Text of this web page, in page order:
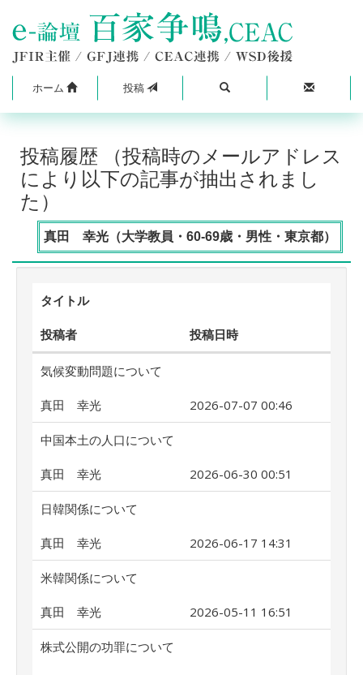
ホーム 投稿
投稿履歴 （投稿時のメールアドレス
により以下の記事が抽出されまし
た）
真田 幸光（大学教員・60-69歳・男性・東京都）
タイトル
投稿者 投稿日時
気候変動問題について
真田 幸光 2026-07-07 00:46
中国本土の人口について
真田 幸光 2026-06-30 00:51
日韓関係について
真田 幸光 2026-06-17 14:31
米韓関係について
真田 幸光 2026-05-11 16:51
株式公開の功罪について